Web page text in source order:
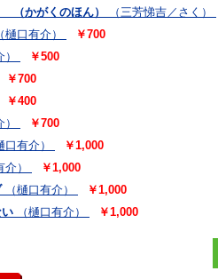
（かがくのほん） （三芳悌吉／さく）
（樋口有介）
￥700
￥500
￥700
￥400
￥700
口有介）
￥1,000
介）
￥1,000
（樋口有介）
￥1,000
（樋口有介） ￥1,000